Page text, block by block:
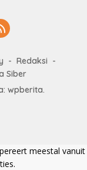
Redaksi
Siber
wpberita.
meestal vanuit